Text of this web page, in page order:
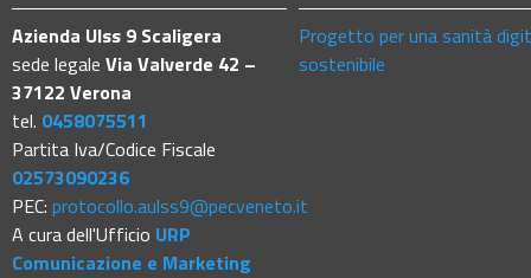
Azienda Ulss 9 Scaligera
sede legale Via Valverde 42 –
37122 Verona
tel. 0458075511
Partita Iva/Codice Fiscale
02573090236
PEC: protocollo.aulss9@pecveneto.it
A cura dell'Ufficio URP
Comunicazione e Marketing
Progetto per una sanità
sostenibile